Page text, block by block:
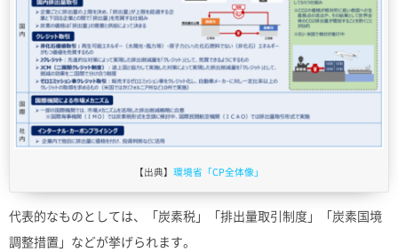
【出典】 環境省「CP全体像」
代表的なものとしては、「炭素税」「排出量取引制度」「炭素国境
調整措置」などが挙げられます。